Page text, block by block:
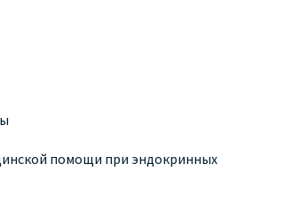
помощи при эндокринных